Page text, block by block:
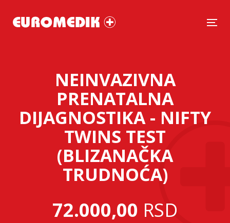
NEINVAZIVNA
PRENATALNA
DIJAGNOSTIKA - NIFTY
TWINS TEST
(BLIZANAČKA
TRUDNOĆA)
72.000,00 RSD